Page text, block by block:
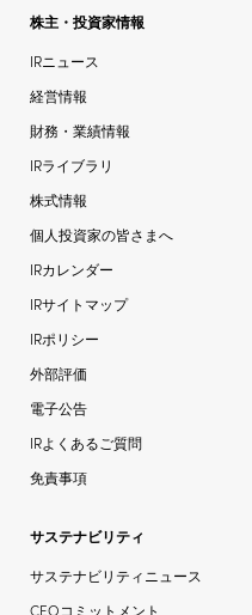
サステナビリティ
採用情報
トップ
新卒採用
障がい者採用
公式メディア「mimi」
株主・投資家情報
IRニュース
経営情報
財務・業績情報
IRライブラリ
株式情報
個人投資家の皆さまへ
IRカレンダー
IRサイトマップ
IRポリシー
外部評価
電子公告
IRよくあるご質問
免責事項
サステナビリティ
サステナビリティニュース
CEOコミットメント